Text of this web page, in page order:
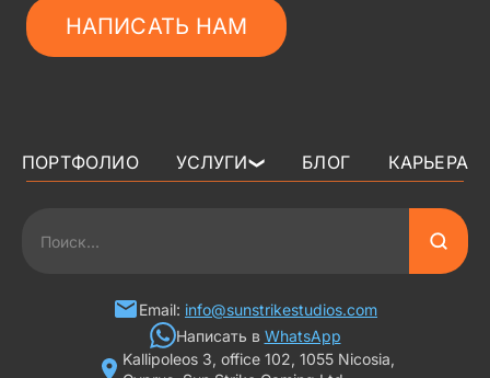
НАПИСАТЬ НАМ
ПОРТФОЛИО УСЛУГИ ❯ БЛОГ
КАРЬЕРА
ГРАФИКА ДЛЯ СЛОТОВ
3D ПЕРСОНАЖИ
Email: info@sunstrikestudios.com
Написать в WhatsApp
Kallipoleos 3, office 102, 1055 Nicosia,